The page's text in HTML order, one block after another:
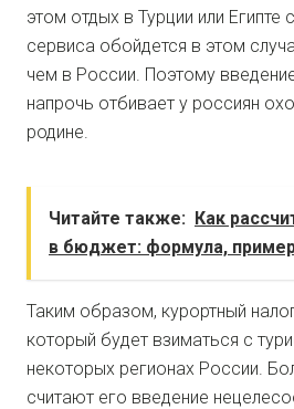
этом отдых в Турции или
сервиса обойдется в этом
чем в России. Поэтому
напрочь отбивает у россиян
родине.
Читайте также: Как
в бюджет: формула,
Таким образом, курортный
который будет взиматься с
некоторых регионах России.
считают его введение